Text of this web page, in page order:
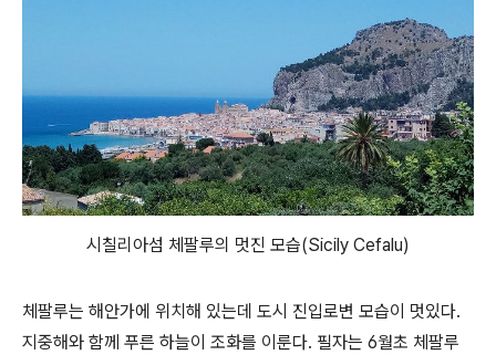
시칠리아섬 체팔루의 멋진 모습(Sicily Cefalu)
체팔루는 해안가에 위치해 있는데 도시 진입로변 모습이 멋있다.
지중해와 함께 푸른 하늘이 조화를 이룬다. 필자는 6월초 체팔루